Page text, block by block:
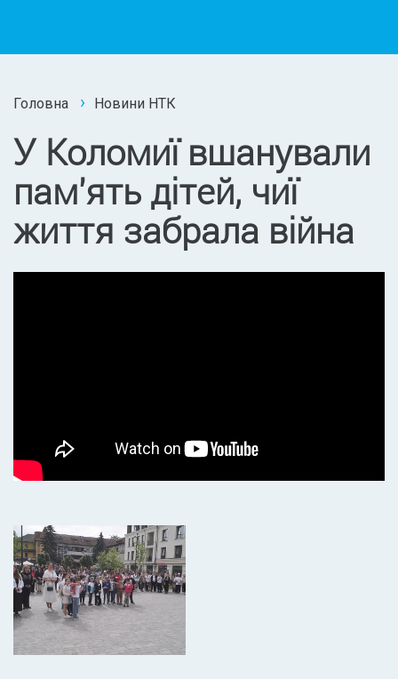
Головна Новини НТК
У Коломиї вшанували
пам'ять дітей, чиї
життя забрала війна